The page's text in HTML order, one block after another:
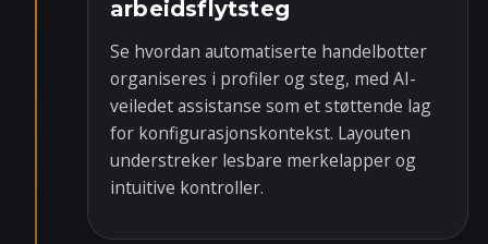
arbeidsflytsteg
Se hvordan automatiserte handelbotter
organiseres i profiler og steg, med AI-
veiledet assistanse som et støttende lag
for konfigurasjonskontekst. Layouten
understreker lesbare merkelapper og
intuitive kontroller.